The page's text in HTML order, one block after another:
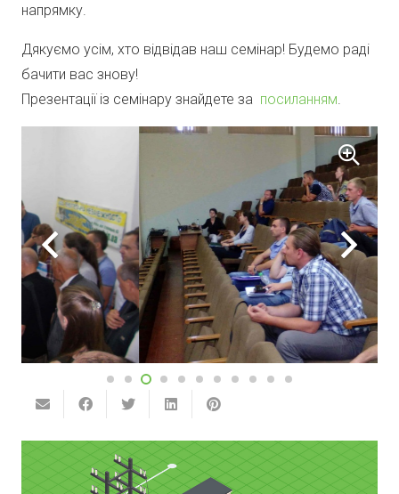
напрямку.
Дякуємо усім, хто відвідав наш семінар! Будемо раді
бачити вас знову!
Презентації із семінару знайдете за посиланням